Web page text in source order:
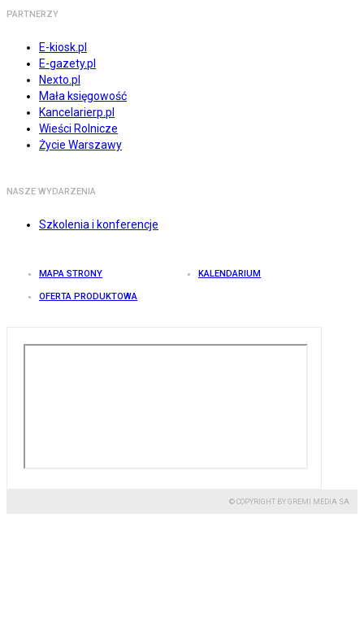
PARTNERZY
E-kiosk.pl
E-gazety.pl
Nexto.pl
Mała księgowość
Kancelarierp.pl
Wieści Rolnicze
Życie Warszawy
NASZE WYDARZENIA
Szkolenia i konferencje
MAPA STRONY KALENDARIUM
OFERTA PRODUKTOWA
© COPYRIGHT BY GREMI MEDIA SA